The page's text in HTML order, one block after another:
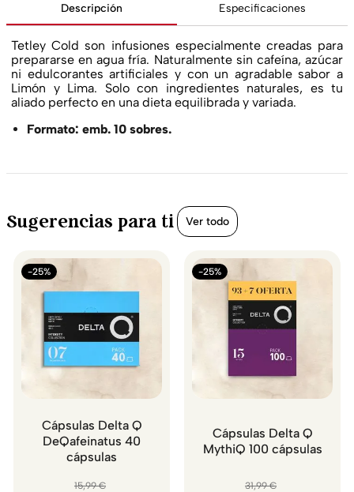
Descripción Especificaciones
Tetley Cold son infusiones especialmente creadas para
prepararse en agua fría. Naturalmente sin cafeína, azúcar
ni edulcorantes artificiales y con un agradable sabor a
Limón y Lima. Solo con ingredientes naturales, es tu
aliado perfecto en una dieta equilibrada y variada.
Formato: emb. 10 sobres.
Sugerencias para ti Ver todo
-25%
Cápsulas Delta Q
DeQafeinatus 40
cápsulas
15,99 €
-25%
Cápsulas Delta Q
MythiQ 100 cápsulas
31,99 €